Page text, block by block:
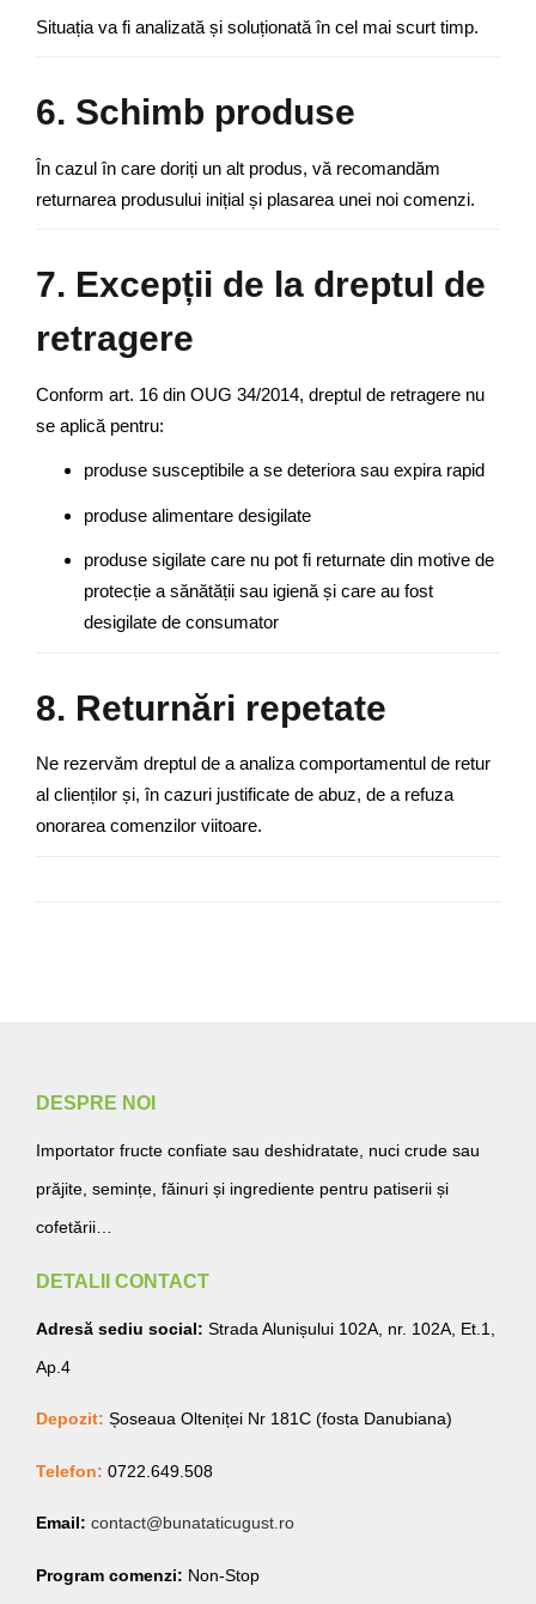
Situația va fi analizată și soluționată în cel mai scurt timp.
6. Schimb produse
În cazul în care doriți un alt produs, vă recomandăm
returnarea produsului inițial și plasarea unei noi comenzi.
7. Excepții de la dreptul de
retragere
Conform art. 16 din OUG 34/2014, dreptul de retragere nu
se aplică pentru:
produse susceptibile a se deteriora sau expira rapid
produse alimentare desigilate
produse sigilate care nu pot fi returnate din motive de
protecție a sănătății sau igienă și care au fost
desigilate de consumator
8. Returnări repetate
Ne rezervăm dreptul de a analiza comportamentul de retur
al clienților și, în cazuri justificate de abuz, de a refuza
onorarea comenzilor viitoare.
DESPRE NOI
Importator fructe confiate sau deshidratate, nuci crude sau
prăjite, semințe, făinuri și ingrediente pentru patiserii și
cofetării…
DETALII CONTACT
Adresă sediu social: Strada Alunișului 102A, nr. 102A, Et.1,
Ap.4
Depozit: Șoseaua Olteniței Nr 181C (fosta Danubiana)
Telefon: 0722.649.508
Email: contact@bunataticugust.ro
Program comenzi: Non-Stop